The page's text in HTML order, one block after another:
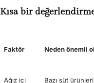
Kısa bir
Faktör Neden önemli
Ağız içi
Bazı süt